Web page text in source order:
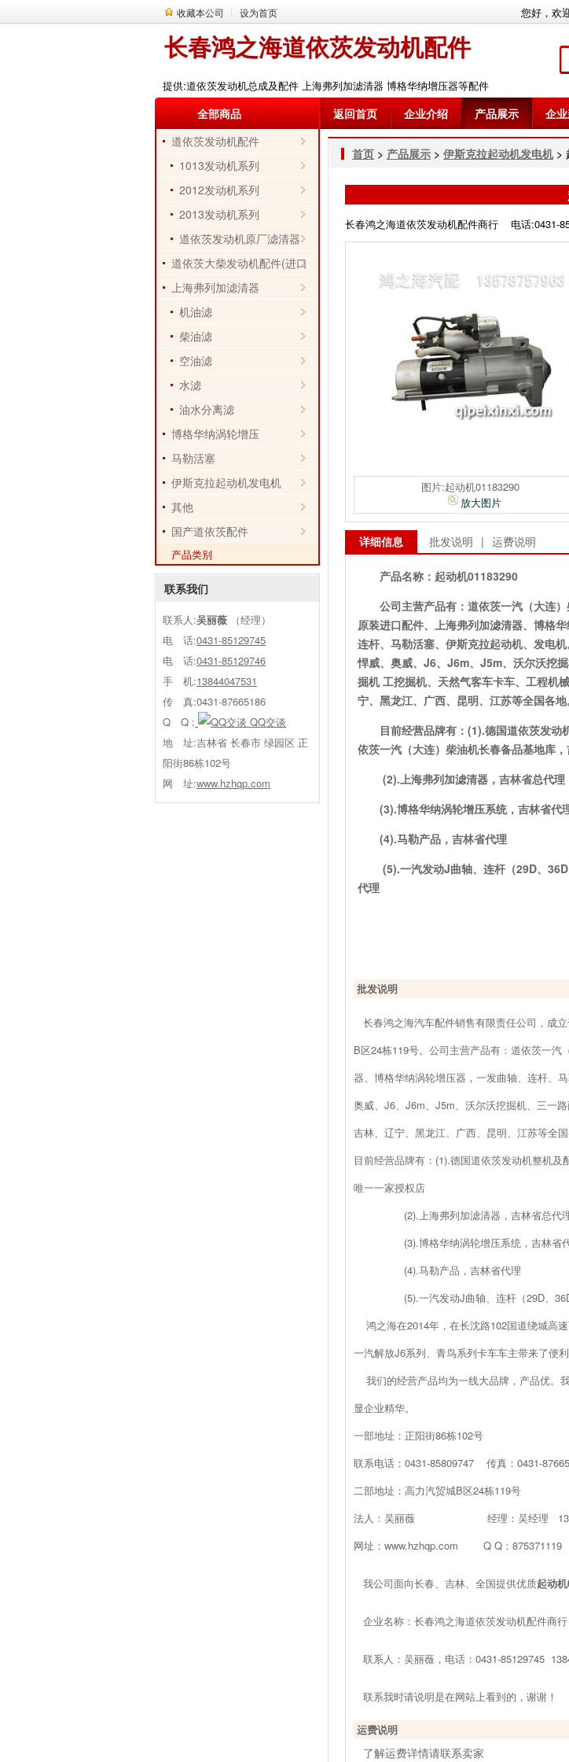
收藏本公司 设为首页 您好，欢
长春鸿之海道依茨发动机配件
提供:道依茨发动机总成及配件 上海弗列加滤清器 博格华纳增压器等配件
全部商品 返回首页 企业介绍 产品展示 企
道依茨发动机配件
1013发动机系列
2012发动机系列
2013发动机系列
道依茨发动机原厂滤清器
道依茨大柴发动机配件(进口
件)
上海弗列加滤清器
机油滤
柴油滤
空油滤
水滤
油水分离滤
博格华纳涡轮增压
马勒活塞
伊斯克拉起动机发电机
其他
国产道依茨配件
产品类别
联系我们
联系人:吴丽薇 （经理）
电 话:0431-85129745
电 话:0431-85129746
手 机:13844047531
传 真:0431-87665186
Q Q :
QQ交谈
地 址:吉林省 长春市 绿园区 正
阳街86栋102号
网 址:www.hzhqp.com
首页 > 产品展示 > 伊斯克拉起动机发电机 >
长春鸿之海道依茨发动机配件商行 电话:0431-
图片:起动机01183290
放大图片
详细信息 批发说明 | 运费说明
产品名称： 起动机01183290
公司主营产品有：道依茨一汽（大连
原装进口配件、上海弗列加滤清器、博格华
连杆、马勒活塞、伊斯克拉起动机、发电机
悍威、奥威、J6、J6m、J5m、沃尔沃挖
掘机 工挖掘机、天然气客车卡车、工程机
宁、黑龙江、广西、昆明、江苏等全国各地
目前经营品牌有：(1).德国道依茨发动
依茨一汽（大连）柴油机长春备品基地库
(2).上海弗列加滤清器，吉林省总代理
(3).博格华纳涡轮增压系统，吉林省代
(4).马勒产品，吉林省代理
(5).一汽发动J曲轴、连杆（29D、
代理
批发说明
长春鸿之海汽车配件销售有限责任公司，成
B区24栋119号。公司主营产品有：道依茨一
器、博格华纳涡轮增压器，一发曲轴、连杆、
奥威、J6、J6m、J5m、沃尔沃挖掘机、三一
吉林、辽宁、黑龙江、广西、昆明、江苏等全国
目前经营品牌有：(1).德国道依茨发动机整机
唯一一家授权店
(2).上海弗列加滤清器，吉林省总代
(3).博格华纳涡轮增压系统，吉林省
(4).马勒产品，吉林省代理
(5).一汽发动J曲轴、连杆（29D、36D
鸿之海在2014年，在长沈路102国道绕城高
一汽解放J6系列、青鸟系列卡车车主带来了便利
我们的经营产品均为一线大品牌，产品优。
显企业精华。
一部地址：正阳街86栋102号
联系电话：0431-85809747 传真：0431-
二部地址：高力汽贸城B区24栋119号
法人：吴丽薇 经理：吴经理
网址：www.hzhqp.com Q Q：875371119
我公司面向长春、吉林、全国提供优质起动
企业名称：长春鸿之海道依茨发动机配件商行
联系人：吴丽薇，电话：0431-85129745
联系我时请说明是在网站上看到的，谢谢！
运费说明
了解运费详情请联系卖家